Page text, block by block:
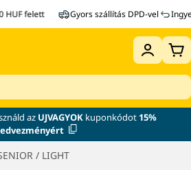
felett Gyors szállítás DPD-vel
az UJVAGYOK kuponkódot 15%
/ LIGHT